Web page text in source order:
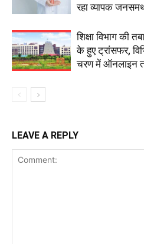
रहा व्यापक
शिक्षा विभाग की
के हुए ट्रांसफर,
चरण में ऑनलाइन
LEAVE A REPLY